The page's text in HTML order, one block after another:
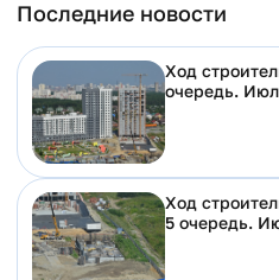
Последние новости
Ход
очередь.
Ход строительства ЖК
5 очередь.